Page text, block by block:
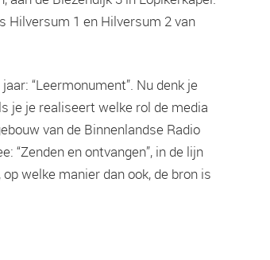
Hilversum 1 en Hilversum 2 van
“Leermonument”. Nu denk je
je je realiseert welke rol de media
van de Binnenlandse Radio
“Zenden en ontvangen”, in de lijn
welke manier dan ook, de bron is